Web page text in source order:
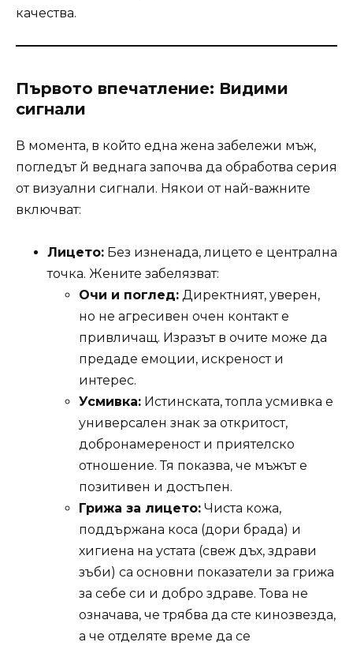
качества.
Първото впечатление: Видими
сигнали
В момента, в който една жена забележи мъж,
погледът й веднага започва да обработва серия
от визуални сигнали. Някои от най-важните
включват:
Лицето: Без изненада, лицето е централна
точка. Жените забелязват:
Очи и поглед: Директният, уверен,
но не агресивен очен контакт е
привличащ. Изразът в очите може да
предаде емоции, искреност и
интерес.
Усмивка: Истинската, топла усмивка е
универсален знак за откритост,
добронамереност и приятелско
отношение. Тя показва, че мъжът е
позитивен и достъпен.
Грижа за лицето: Чиста кожа,
поддържана коса (дори брада) и
хигиена на устата (свеж дъх, здрави
зъби) са основни показатели за грижа
за себе си и добро здраве. Това не
означава, че трябва да сте кинозвезда,
а че отделяте време да се